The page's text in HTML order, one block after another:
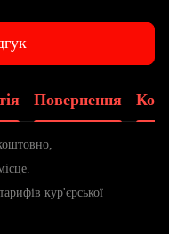
Повернення
кур'єрської